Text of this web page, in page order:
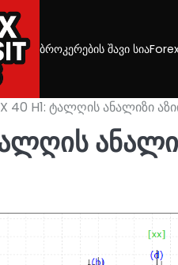
ბროკერების შავი სია
40 H1: ტალღის ანალიზი